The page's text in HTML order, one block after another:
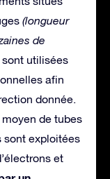
(longueur
de
sont utilisées
afin
donnée.
de tubes
sont exploitées
et